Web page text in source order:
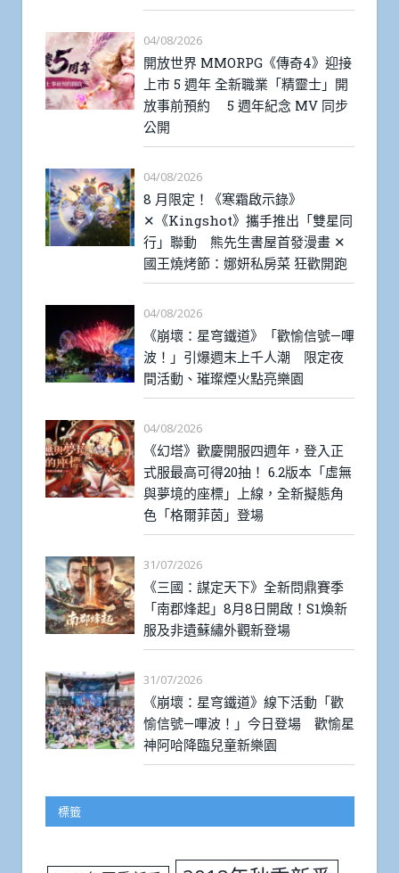
04/08/2026
開放世界 MMORPG《傳奇4》迎接
上市 5 週年 全新職業「精靈士」開
放事前預約 5 週年紀念 MV 同步
公開
04/08/2026
8 月限定！《寒霜啟示錄》
✕《Kingshot》攜手推出「雙星同
行」聯動 熊先生書屋首發漫畫 ✕
國王燒烤節：娜妍私房菜 狂歡開跑
04/08/2026
《崩壞：星穹鐵道》「歡愉信號—嗶
波！」引爆週末上千人潮 限定夜
間活動、璀璨煙火點亮樂園
04/08/2026
《幻塔》歡慶開服四週年，登入正
式服最高可得20抽！ 6.2版本「虛無
與夢境的座標」上線，全新擬態角
色「格爾菲茵」登場
31/07/2026
《三國：謀定天下》全新問鼎賽季
「南郡烽起」8月8日開啟！S1煥新
服及非遺蘇繡外觀新登場
31/07/2026
《崩壞：星穹鐵道》線下活動「歡
愉信號—嗶波！」今日登場 歡愉星
神阿哈降臨兒童新樂園
標籤